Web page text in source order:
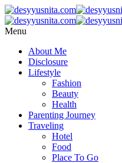
Menu
About Me
Disclosure
Lifestyle
Fashion
Beauty
Health
Parenting Journey
Traveling
Hotel
Food
Place To Go